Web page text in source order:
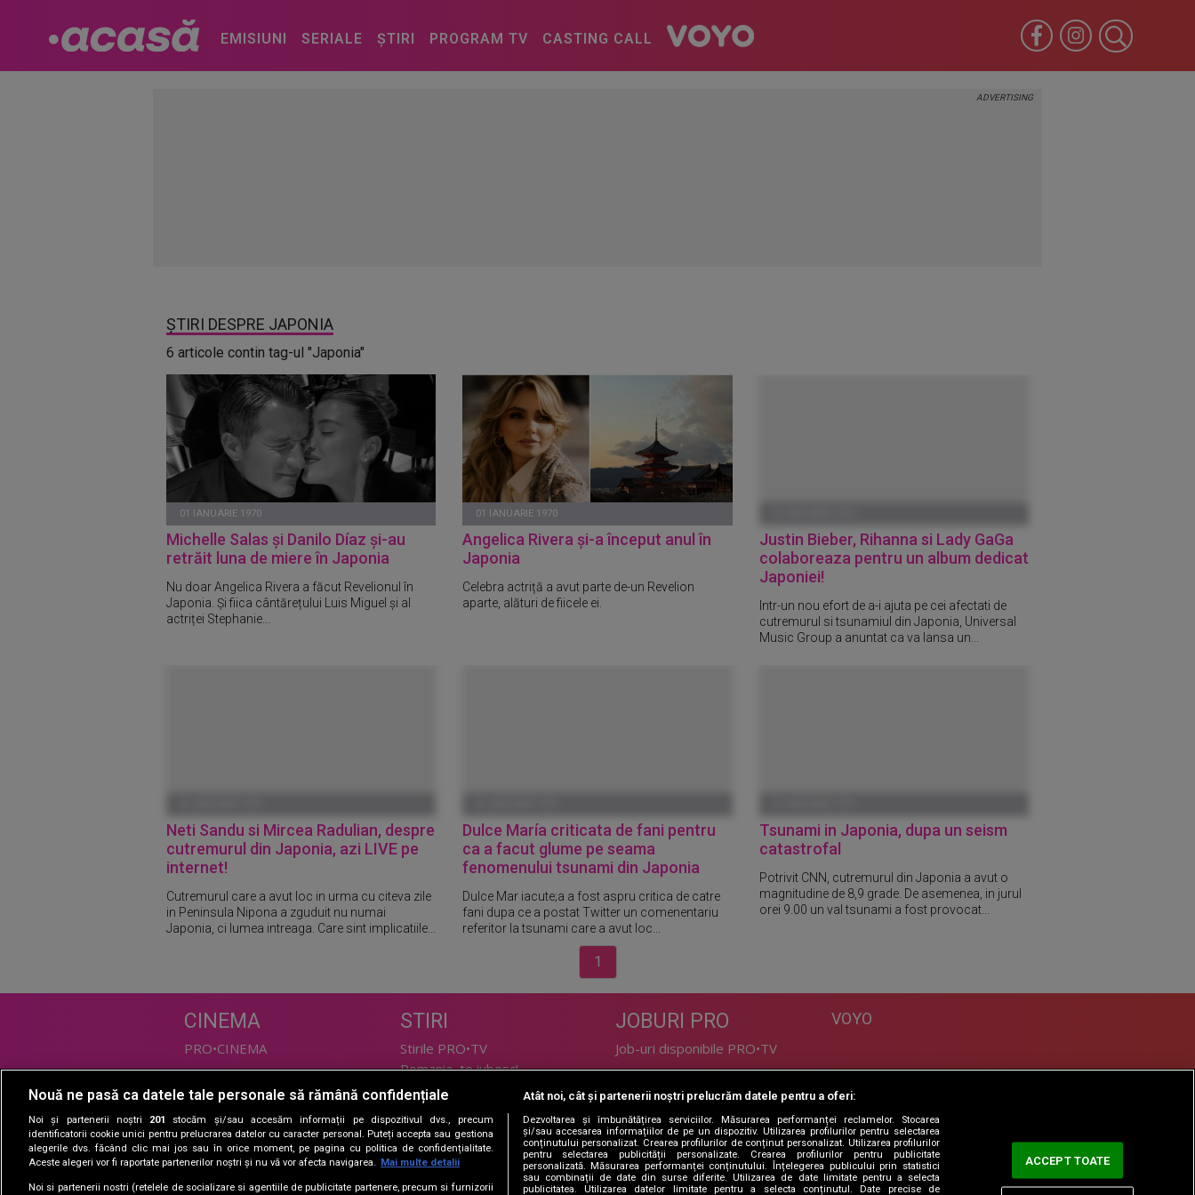
EMISIUNI SERIALE ȘTIRI PROGRAM TV CASTING CALL
ȘTIRI DESPRE JAPONIA
6 articole contin tag-ul "Japonia"
01 IANUARIE 1970
Michelle Salas și Danilo Díaz și-au
retrăit luna de miere în Japonia
Nu doar Angelica Rivera a făcut Revelionul în
Japonia. Și fiica cântărețului Luis Miguel și al
actriței Stephanie...
01 IANUARIE 1970
Angelica Rivera și-a început anul în
Japonia
Celebra actriță a avut parte de-un Revelion
aparte, alături de fiicele ei.
Justin Bieber, Rihanna si Lady GaGa
colaboreaza pentru un album dedicat
Japoniei!
Intr-un nou efort de a-i ajuta pe cei afectati de
cutremurul si tsunamiul din Japonia, Universal
Music Group a anuntat ca va lansa un...
Neti Sandu si Mircea Radulian, despre
cutremurul din Japonia, azi LIVE pe
internet!
Cutremurul care a avut loc in urma cu citeva zile
in Peninsula Nipona a zguduit nu numai
Japonia, ci lumea intreaga. Care sint implicatiile...
Dulce María criticata de fani pentru
ca a facut glume pe seama
fenomenului tsunami din Japonia
Dulce Mar iacute;a a fost aspru critica de catre
fani dupa ce a postat Twitter un comenentariu
referitor la tsunami care a avut loc...
Tsunami in Japonia, dupa un seism
catastrofal
Potrivit CNN, cutremurul din Japonia a avut o
magnitudine de 8,9 grade. De asemenea, in jurul
orei 9.00 un val tsunami a fost provocat...
1
CINEMA
PRO•CINEMA
DIVERTISMENT
PRO•TV
Romanii au talent
Vocea Romaniei
STIRI
Stirile PRO•TV
Romania, te iubesc!
TEHNOLOGIE
I Like IT
JOBURI PRO
Job-uri disponibile PRO•TV
LIFESTYLE
Doctor de Bine
Acasă
Acasă Gold
VOYO
Contact
Nouă ne pasă ca datele tale personale să rămână confidențiale
Noi și partenerii noștri 201
stocăm și/sau accesăm informații pe dispozitivul dvs., precum
identificatorii cookie unici pentru prelucrarea datelor cu caracter personal. Puteți accepta sau gestiona
alegerile dvs. făcând clic mai jos sau în orice moment, pe pagina cu politica de confidențialitate.
Aceste alegeri vor fi raportate partenerilor noștri și nu vă vor afecta navigarea.
Mai multe detalii
Noi si partenerii nostri (retelele de socializare si agentiile de publicitate partenere, precum si furnizorii
Atât noi, cât și partenerii noștri prelucrăm datele pentru a oferi:
Dezvoltarea și îmbunătățirea serviciilor. Măsurarea performanței reclamelor. Stocarea
și/sau accesarea informațiilor de pe un dispozitiv. Utilizarea profilurilor pentru selectarea
conținutului personalizat. Crearea profilurilor de conținut personalizat. Utilizarea profilurilor
pentru selectarea publicității personalizate. Crearea profilurilor pentru publicitate
personalizată. Măsurarea performanței conținutului. Înțelegerea publicului prin statistici
sau combinații de date din surse diferite. Utilizarea de date limitate pentru a selecta
publicitatea. Utilizarea datelor limitate pentru a selecta conținutul. Date precise de
ACCEPT TOATE